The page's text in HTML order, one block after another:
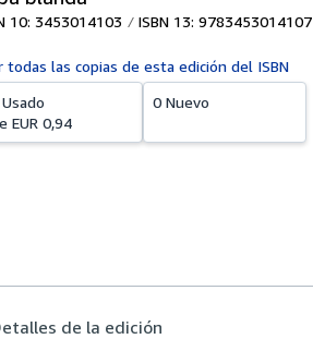
10: 3453014103 ISBN 13: 9783453014107
todas las copias de esta edición del ISBN
EUR 0,94
0 Nuevo
de la edición